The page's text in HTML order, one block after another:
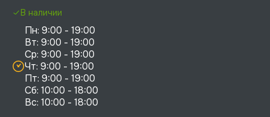
Пн: 9:00 - 19:00
Вт: 9:00 - 19:00
Ср: 9:00 - 19:00
Чт: 9:00 - 19:00
Пт: 9:00 - 19:00
Сб: 10:00 - 18:00
В наличии